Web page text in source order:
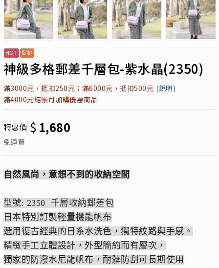
神級多格郵差千層包-紫水晶(2350)
滿3000元，抵扣250元；滿6000元，抵扣500元 (說明)
滿4000元結帳可加購優惠商品
特惠價 $ 1,680
免運費
自然風尚，意想不到的收納空間
型號: 2350 千層收納郵差包
日本特別訂製輕量機能帆布
選用復古經典的日系水洗色，獨特紋路與手感。
精緻手工立體設計，外型簡約而有層次，
獨家的防潑水尼龍帆布，耐髒防刮可長期使用